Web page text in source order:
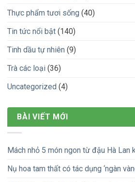
Thực phẩm tươi sống (40)
Tin tức nổi bật (140)
Tinh dầu tự nhiên (9)
Trà các loại (36)
Uncategorized (4)
BÀI VIẾT MỚI
Mách nhỏ 5 món ngon từ đậu Hà Lan
Nụ hoa tam thất có tác dụng ‘ngàn